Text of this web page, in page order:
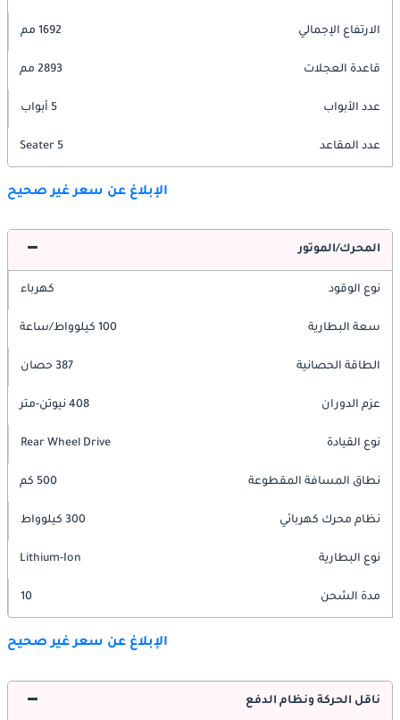
الارتفاع الإجمالي 1692 مم
قاعدة العجلات 2893 مم
عدد الأبواب 5 أبواب
عدد المقاعد 5 Seater
الإبلاغ عن سعر غير صحيح
المحرك/الموتور
نوع الوقود كهرباء
سعة البطارية 100 كيلوواط/ساعة
الطاقة الحصانية 387 حصان
عزم الدوران 408 نيوتن-متر
نوع القيادة Rear Wheel Drive
نطاق المسافة المقطوعة 500 كم
نظام محرك كهربائي 300 كيلوواط
نوع البطارية Lithium-Ion
مدة الشحن 10
الإبلاغ عن سعر غير صحيح
ناقل الحركة ونظام الدفع